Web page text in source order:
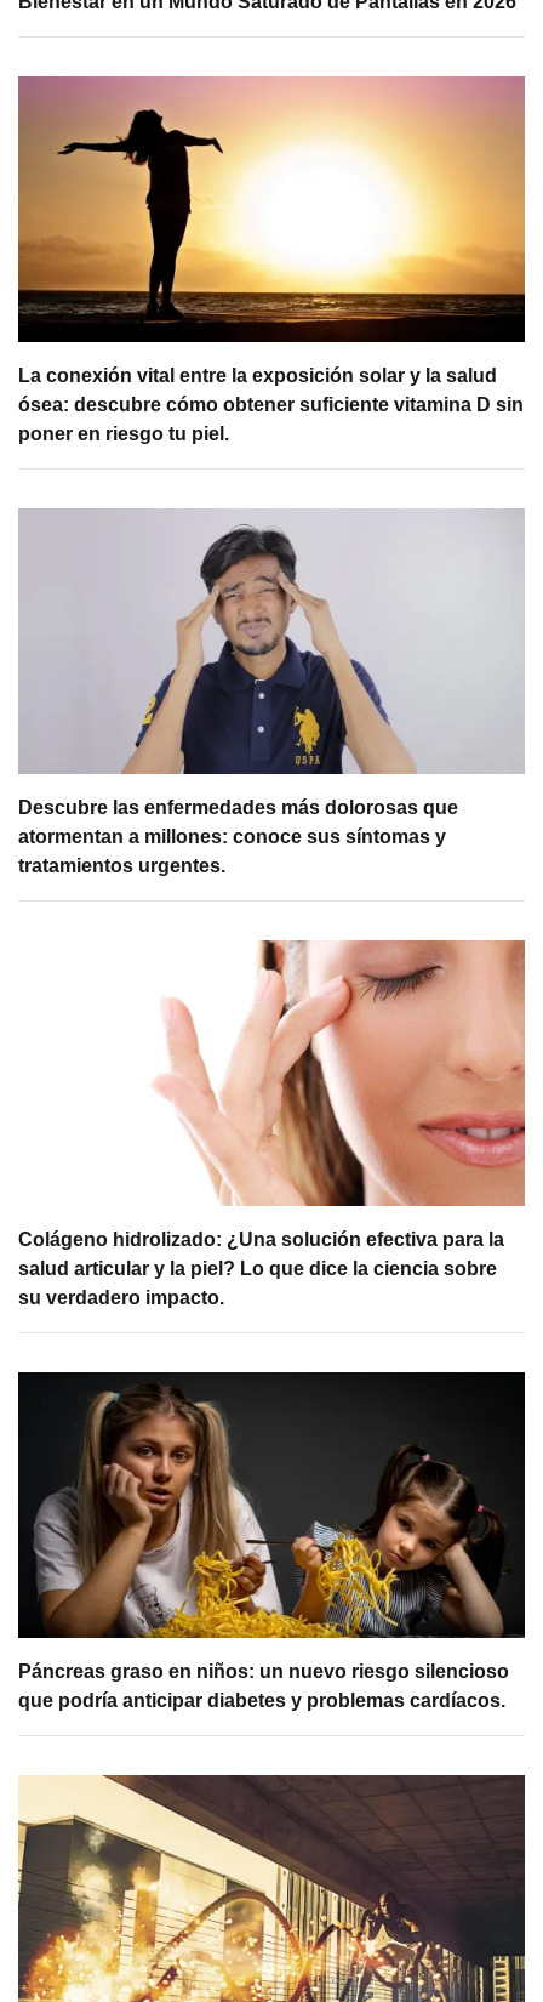
La conexión vital entre la exposición solar y la salud
ósea: descubre cómo obtener suficiente vitamina D sin
poner en riesgo tu piel.
Descubre las enfermedades más dolorosas que
atormentan a millones: conoce sus síntomas y
tratamientos urgentes.
Colágeno hidrolizado: ¿Una solución efectiva para la
salud articular y la piel? Lo que dice la ciencia sobre
su verdadero impacto.
Páncreas graso en niños: un nuevo riesgo silencioso
que podría anticipar diabetes y problemas cardíacos.